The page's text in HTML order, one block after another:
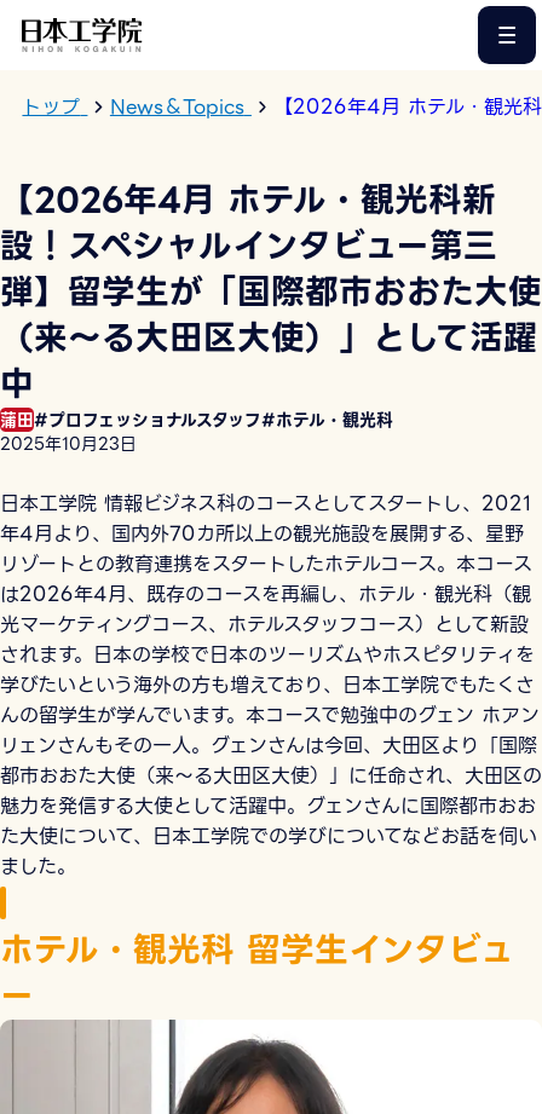
トップ News＆Topics 【2026年4月 ホテル・観光
【2026年4月 ホテル・観光科新
設！スペシャルインタビュー第三
弾】留学生が「国際都市おおた大使
（来～る大田区大使）」として活躍
中
蒲田#プロフェッショナルスタッフ#ホテル・観光科
2025年10月23日
日本工学院 情報ビジネス科のコースとしてスタートし、2021
年4月より、国内外70カ所以上の観光施設を展開する、星野
リゾートとの教育連携をスタートしたホテルコース。本コース
は2026年4月、既存のコースを再編し、ホテル・観光科（観
光マーケティングコース、ホテルスタッフコース）として新設
されます。日本の学校で日本のツーリズムやホスピタリティを
学びたいという海外の方も増えており、日本工学院でもたくさ
んの留学生が学んでいます。本コースで勉強中のグェン ホアン
リェンさんもその一人。グェンさんは今回、大田区より「国際
都市おおた大使（来～る大田区大使）」に任命され、大田区の
魅力を発信する大使として活躍中。グェンさんに国際都市おお
た大使について、日本工学院での学びについてなどお話を伺い
ました。
ホテル・観光科 留学生インタビュ
ー